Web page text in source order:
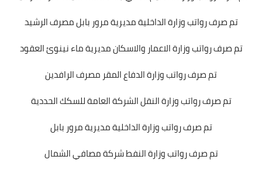
تم صرف رواتب وزارة الداخلية مديرية مرور بابل مصرف الرشيد
تم صرف رواتب وزارة الاعمار والاسكان مديرية ماء نينوئ العقود
تم صرف رواتب وزارة الدفاع المقر مصرف الرافدين
تم صرف رواتب وزارة النقل الشركة العامة للسكك الحددية
تم صرف رواتب وزارة الداخلية مديرية مرور بابل
تم صرف رواتب وزارة النفط شركة مصافي الشمال